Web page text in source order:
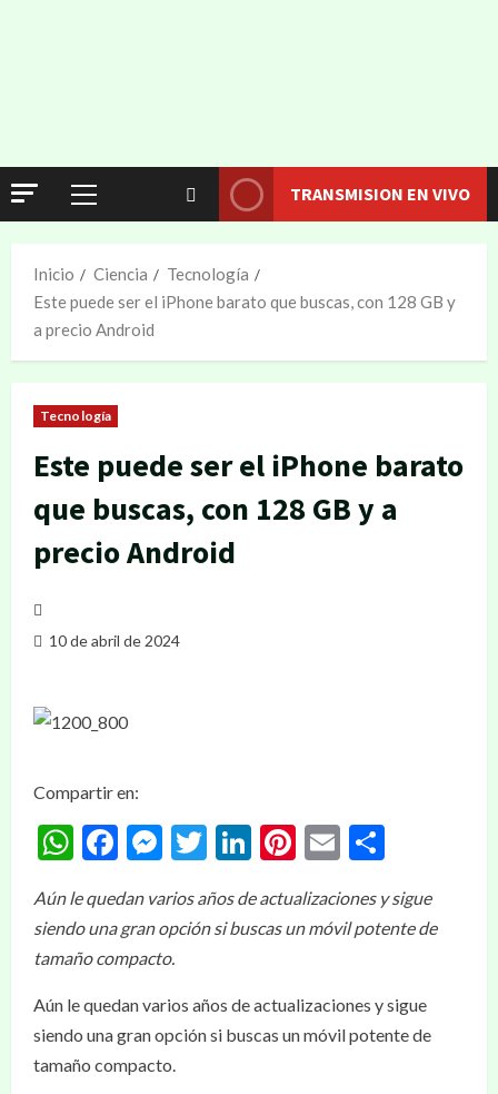
TRANSMISION EN VIVO
Inicio Ciencia
Tecnología
Este puede ser el iPhone barato que buscas, con 128 GB y
a precio Android
Tecnología
Este puede ser el iPhone barato
que buscas, con 128 GB y a
precio Android
10 de abril de 2024
Compartir en:
WhatsApp
Facebook
Messenger
Twitter
LinkedIn
Pinterest
Email
Aún le quedan varios años de actualizaciones y sigue
siendo una gran opción si buscas un móvil potente de
tamaño compacto.
Aún le quedan varios años de actualizaciones y sigue
siendo una gran opción si buscas un móvil potente de
tamaño compacto.